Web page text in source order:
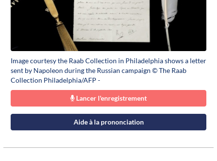
Image courtesy the Raab Collection in Philadelphia shows a letter
sent by Napoleon during the Russian campaign © The Raab
Collection Philadelphia/AFP -
Lancer l'enregistrement
Aide à la prononciation